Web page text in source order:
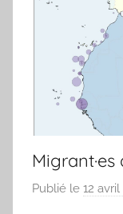
Migrant·es
Publié le 12